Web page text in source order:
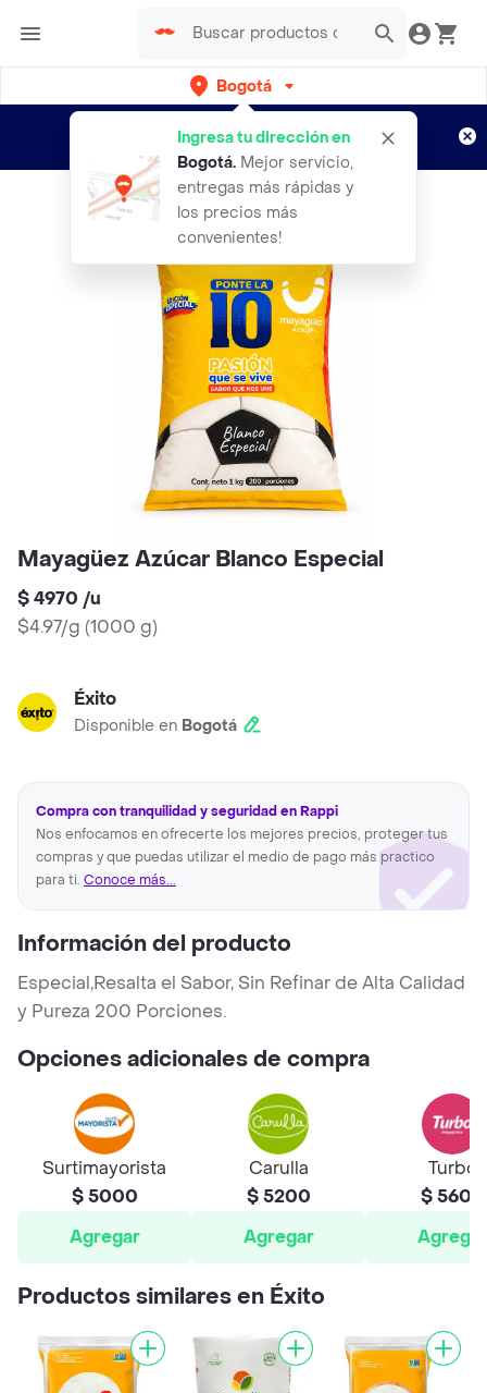
Bogotá
Ingresa tu dirección en
Bogotá. Mejor servicio,
entregas más rápidas y
los precios más
convenientes!
envíos gratis por semanas
Aplican TyC
Mayagüez Azúcar Blanco Especial
$ 4970 /u
$4.97/g (1000 g)
Éxito
Disponible en Bogotá
Compra con tranquilidad y seguridad en Rappi
Nos enfocamos en ofrecerte los mejores precios, proteger tus
compras y que puedas utilizar el medio de pago más practico
para ti. Conoce más...
Información del producto
Especial,Resalta el Sabor, Sin Refinar de Alta Calidad
y Pureza 200 Porciones.
Opciones adicionales de compra
Surtimayorista
$ 5000
Agregar
Carulla
$ 5200
Agregar
Turbo
$ 5600
Agregar
Productos similares en Éxito